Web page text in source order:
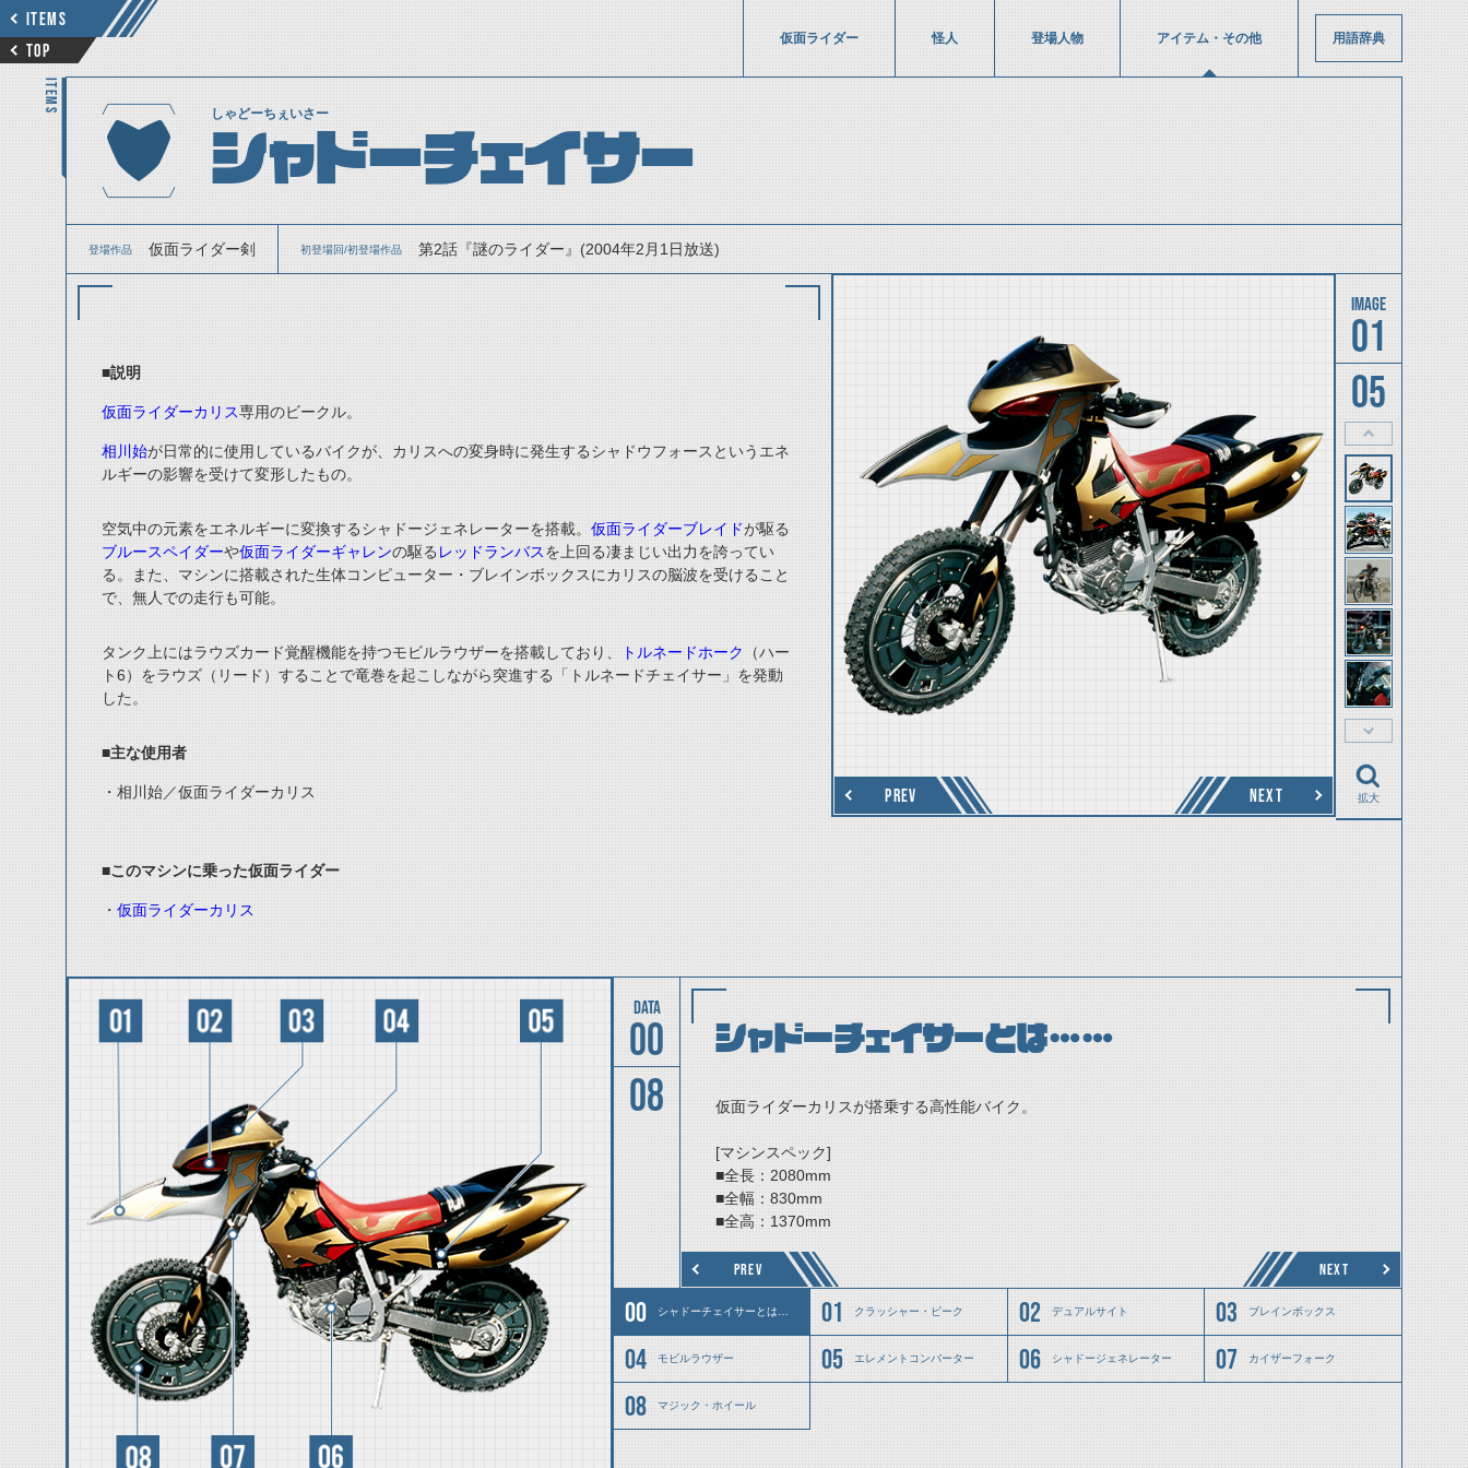
ITEMS
TOP
仮面ライダー 怪人 登場人物 アイテム・その他 用語辞典
ITEMS
しゃどーちぇいさー
シャドーチェイサー
登場作品 仮面ライダー剣 初登場回/初登場作品 第2話『謎のライダー』(2004年2月1日放送)
■説明
仮面ライダーカリス専用のビークル。
相川始が日常的に使用しているバイクが、カリスへの変身時に発生するシャドウフォースというエネ
ルギーの影響を受けて変形したもの。
空気中の元素をエネルギーに変換するシャドージェネレーターを搭載。 仮面ライダーブレイドが駆る
ブルースペイダーや仮面ライダーギャレンの駆る レッドランバスを上回る凄まじい出力を誇ってい
る。また、マシンに搭載された生体コンピューター・ブレインボックスにカリスの脳波を受けること
で、無人での走行も可能。
タンク上にはラウズカード覚醒機能を持つモビルラウザーを搭載しており、 トルネードホーク
（ハー
ト6）をラウズ（リード）することで竜巻を起こしながら突進する「トルネードチェイサー」を発動
した。
■主な使用者
・相川始／仮面ライダーカリス
■このマシンに乗った仮面ライダー
・ 仮面ライダーカリス
PREV NEXT
01
05
拡大
00
08
シャドーチェイサーとは……
仮面ライダーカリスが搭乗する高性能バイク。
[マシンスペック]
■全長：2080mm
■全幅：830mm
■全高：1370mm
■最高出力：420馬力
PREV NEXT
シャドーチェイサーとは…… クラッシャー・ビーク デュアルサイト ブレインボックス
モビルラウザー エレメントコンバーター シャドージェネレーター カイザーフォーク
マジック・ホイール